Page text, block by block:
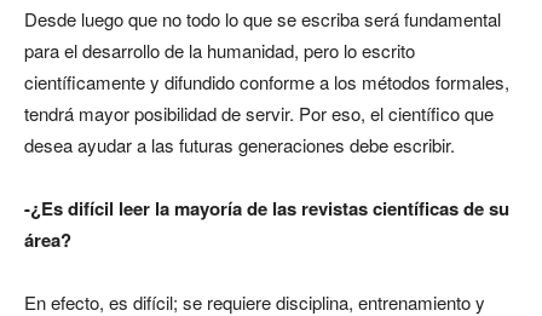
Desde luego que no todo lo que se escriba será fundamental
para el desarrollo de la humanidad, pero lo escrito
científicamente y difundido conforme a los métodos formales,
tendrá mayor posibilidad de servir. Por eso, el científico que
desea ayudar a las futuras generaciones debe escribir.
-¿Es difícil leer la mayoría de las revistas científicas de su
área?
En efecto, es difícil; se requiere disciplina, entrenamiento y